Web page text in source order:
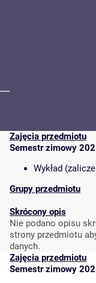
Zajęcia przedmiotu
Semestr zimowy
Wykład
Grupy przedmiotu
Skrócony opis
Nie podano opisu
strony przedmiotu
danych.
Zajęcia przedmiotu
Semestr zimowy